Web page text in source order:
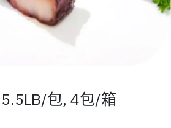
包, 4包/箱